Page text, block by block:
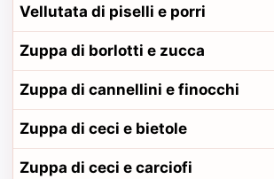
Vellutata di piselli e porri
Zuppa di borlotti e zucca
Zuppa di cannellini e finocchi
Zuppa di ceci e bietole
Zuppa di ceci e carciofi